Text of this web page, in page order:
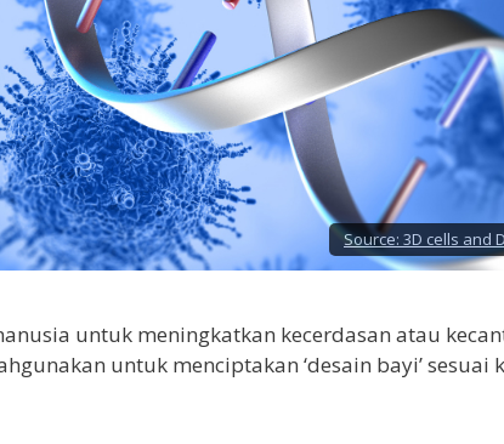
Source: 3D cells and
untuk meningkatkan kecerdasan atau
untuk menciptakan ‘desain bayi’ sesuai